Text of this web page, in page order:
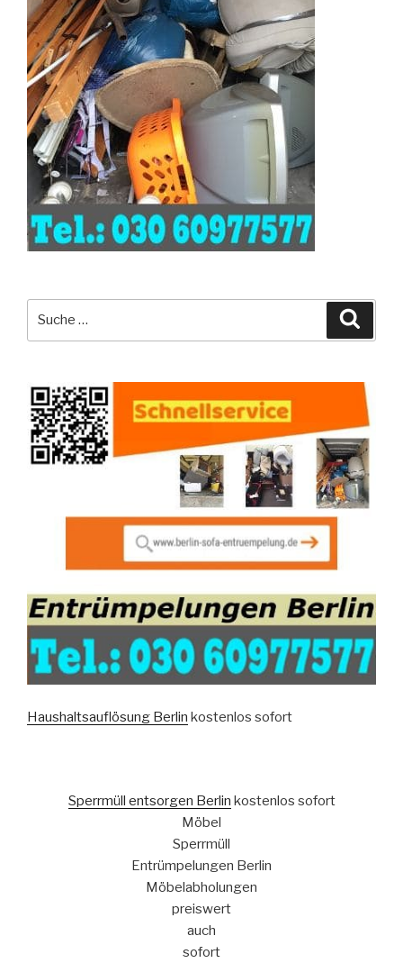
Haushaltsauflösung Berlin kostenlos sofort
Sperrmüll entsorgen Berlin kostenlos sofort
Möbel
Sperrmüll
Entrümpelungen Berlin
Möbelabholungen
preiswert
auch
sofort